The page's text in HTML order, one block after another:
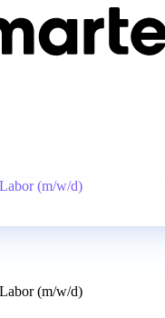
(m/w/d)
(m/w/d)